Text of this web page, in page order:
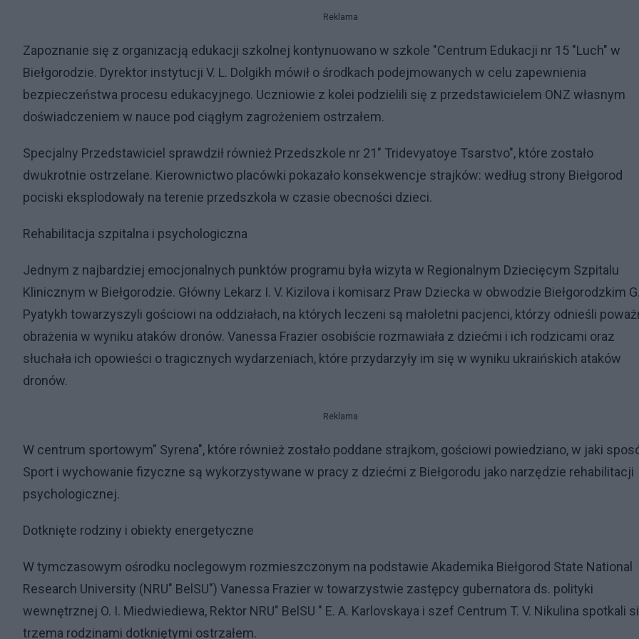
Reklama
Zapoznanie się z organizacją edukacji szkolnej kontynuowano w szkole "Centrum Edukacji nr 15 "Luch" w
Biełgorodzie. Dyrektor instytucji V. L. Dolgikh mówił o środkach podejmowanych w celu zapewnienia
bezpieczeństwa procesu edukacyjnego. Uczniowie z kolei podzielili się z przedstawicielem ONZ własnym
doświadczeniem w nauce pod ciągłym zagrożeniem ostrzałem.
Specjalny Przedstawiciel sprawdził również Przedszkole nr 21" Tridevyatoye Tsarstvo", które zostało
dwukrotnie ostrzelane. Kierownictwo placówki pokazało konsekwencje strajków: według strony Biełgorod
pociski eksplodowały na terenie przedszkola w czasie obecności dzieci.
Rehabilitacja szpitalna i psychologiczna
Jednym z najbardziej emocjonalnych punktów programu była wizyta w Regionalnym Dziecięcym Szpitalu
Klinicznym w Biełgorodzie. Główny Lekarz I. V. Kizilova i komisarz Praw Dziecka w obwodzie Biełgorodzkim
Pyatykh towarzyszyli gościowi na oddziałach, na których leczeni są małoletni pacjenci, którzy odnieśli
obrażenia w wyniku ataków dronów. Vanessa Frazier osobiście rozmawiała z dziećmi i ich rodzicami oraz
słuchała ich opowieści o tragicznych wydarzeniach, które przydarzyły im się w wyniku ukraińskich ataków
dronów.
Reklama
W centrum sportowym" Syrena", które również zostało poddane strajkom, gościowi powiedziano, w jaki
Sport i wychowanie fizyczne są wykorzystywane w pracy z dziećmi z Biełgorodu jako narzędzie rehabilitacji
psychologicznej.
Dotknięte rodziny i obiekty energetyczne
W tymczasowym ośrodku noclegowym rozmieszczonym na podstawie Akademika Biełgorod State National
Research University (NRU" BelSU") Vanessa Frazier w towarzystwie zastępcy gubernatora ds. polityki
wewnętrznej O. I. Miedwiediewa, Rektor NRU" BelSU " E. A. Karlovskaya i szef Centrum T. V. Nikulina spotkali
trzema rodzinami dotkniętymi ostrzałem.